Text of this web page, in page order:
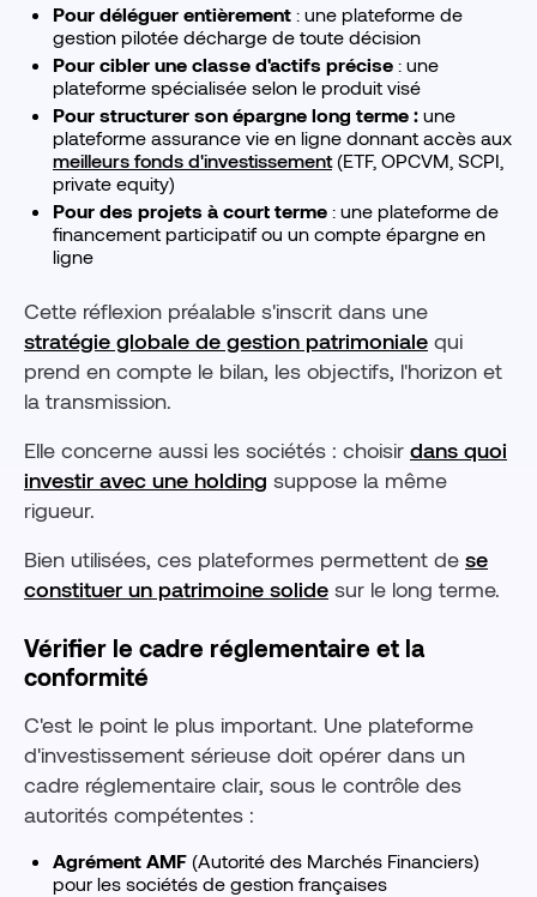
Pour déléguer entièrement : une plateforme de
gestion pilotée décharge de toute décision
Pour cibler une classe d'actifs précise : une
plateforme spécialisée selon le produit visé
Pour structurer son épargne long terme : une
plateforme assurance vie en ligne donnant accès aux
meilleurs fonds d'investissement(ETF, OPCVM, SCPI,
private equity)
Pour des projets à court terme : une plateforme de
financement participatif ou un compte épargne en
ligne
Cette réflexion préalable s'inscrit dans une
stratégie globale de gestion patrimoniale qui
prend en compte le bilan, les objectifs, l'horizon et
la transmission.
Elle concerne aussi les sociétés : choisir dans quoi
investir avec une holding suppose la même
rigueur.
Bien utilisées, ces plateformes permettent de se
constituer un patrimoine solide sur le long terme.
Vérifier le cadre réglementaire et la
conformité
C'est le point le plus important. Une plateforme
d'investissement sérieuse doit opérer dans un
cadre réglementaire clair, sous le contrôle des
autorités compétentes :
Agrément AMF (Autorité des Marchés Financiers)
pour les sociétés de gestion françaises